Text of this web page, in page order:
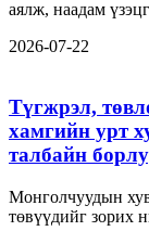
аялж, наадам
2026-07-22
Түгжрэл,
хамгийн урт
талбайн
Монголчуудын
төвүүдийг зорих